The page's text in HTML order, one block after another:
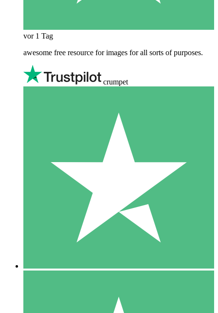
vor 1 Tag
awesome free resource for images for all sorts of purposes.
crumpet